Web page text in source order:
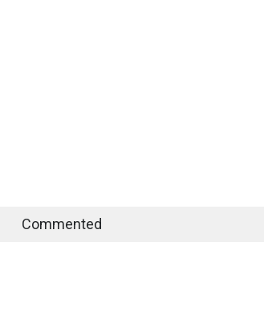
Commented